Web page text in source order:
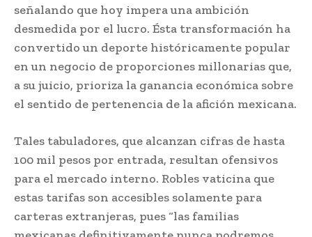
señalando que hoy impera una ambición
desmedida por el lucro. Ésta transformación ha
convertido un deporte históricamente popular
en un negocio de proporciones millonarias que,
a su juicio, prioriza la ganancia económica sobre
el sentido de pertenencia de la afición mexicana.
Tales tabuladores, que alcanzan cifras de hasta
100 mil pesos por entrada, resultan ofensivos
para el mercado interno. Robles vaticina que
estas tarifas son accesibles solamente para
carteras extranjeras, pues “las familias